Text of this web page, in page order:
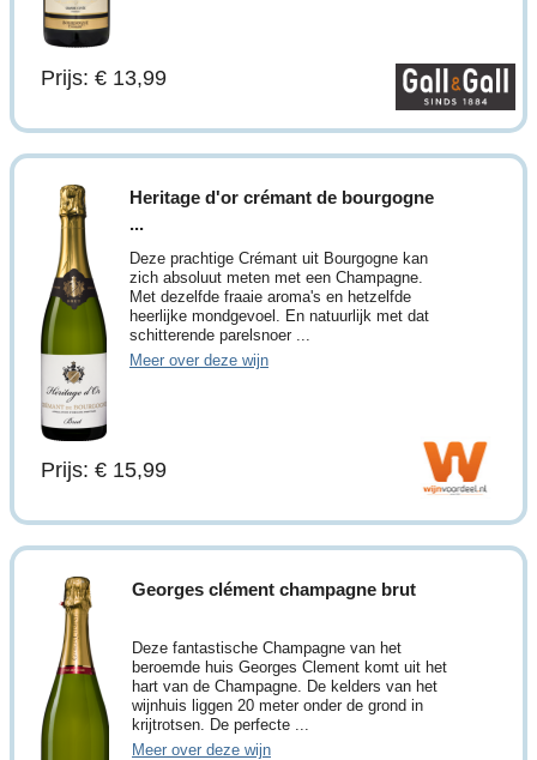
Prijs: € 13,99
Heritage d'or crémant de bourgogne
...
Deze prachtige Crémant uit Bourgogne kan
zich absoluut meten met een Champagne.
Met dezelfde fraaie aroma's en hetzelfde
heerlijke mondgevoel. En natuurlijk met dat
schitterende parelsnoer ...
Meer over deze wijn
Prijs: € 15,99
Georges clément champagne brut
Deze fantastische Champagne van het
beroemde huis Georges Clement komt uit het
hart van de Champagne. De kelders van het
wijnhuis liggen 20 meter onder de grond in
krijtrotsen. De perfecte ...
Meer over deze wijn